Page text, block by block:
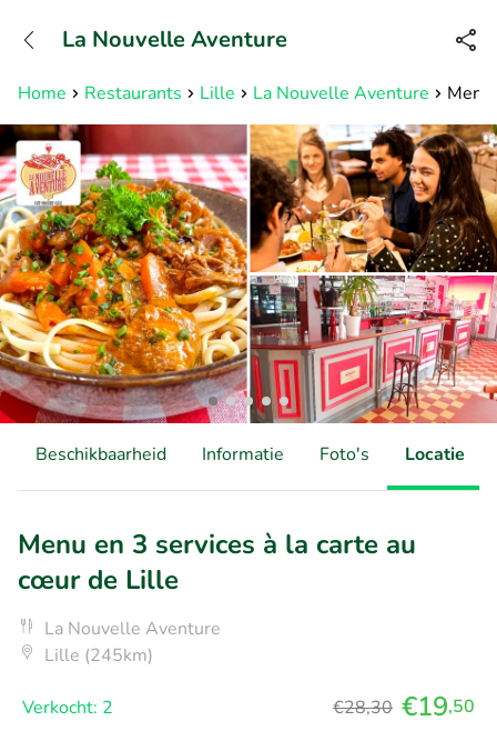
Bereikbaar tot 23:00 uur
Home Restaurants Lille La Nouvelle Aventure
La Nouvelle Aventure
Beschikbaarheid Informatie Foto's Locatie
Menu en 3 services à la carte au
cœur de Lille
La Nouvelle Aventure
Lille (245km)
Verkocht: 2 €28,30 €19,50